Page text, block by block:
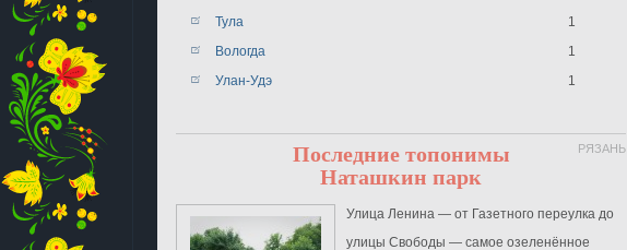
Тула 1
Вологда 1
Улан-Удэ 1
Последние топонимы РЯЗАНЬ
Наташкин парк
Улица Ленина ― от Газетного переулка до
улицы Свободы ― самое озеленённое